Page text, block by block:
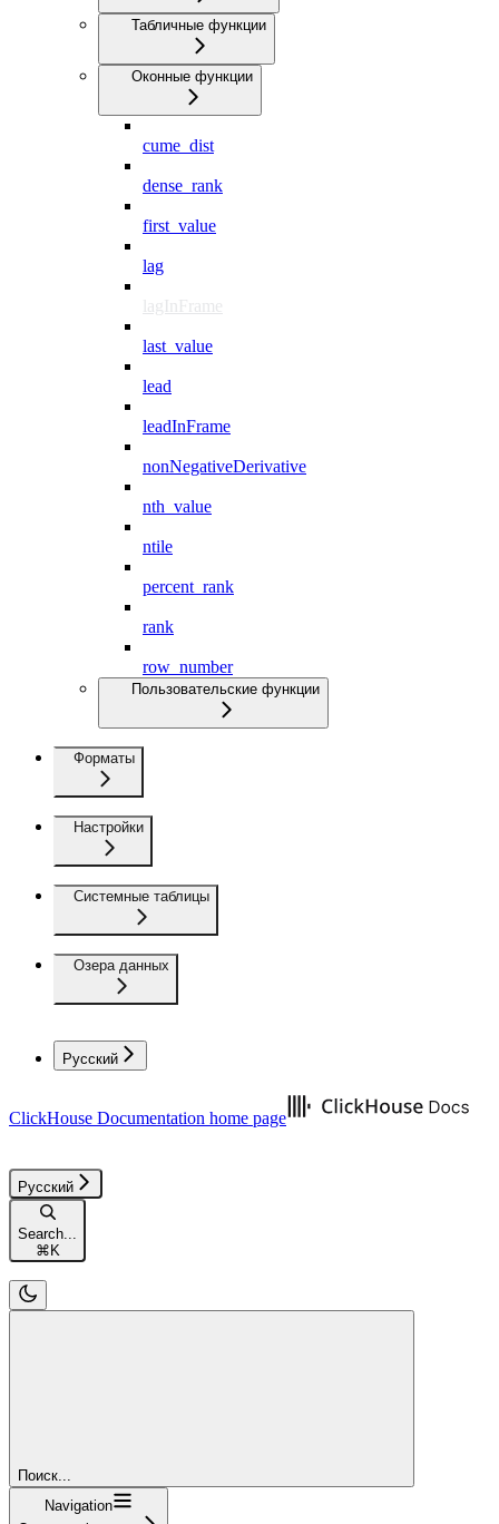
Табличные функции
Оконные функции
cume_dist
dense_rank
first_value
lag
lagInFrame
last_value
lead
leadInFrame
nonNegativeDerivative
nth_value
ntile
percent_rank
rank
row_number
Пользовательские функции
Форматы
Настройки
Системные таблицы
Озера данных
Русский
ClickHouse Documentation home page
Русский
Search...
⌘K
Поиск...
Navigation